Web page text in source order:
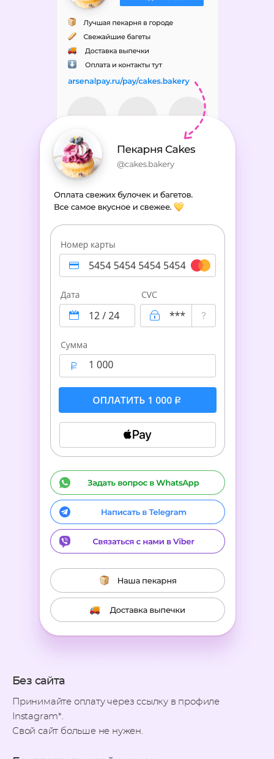
Без сайта
Принимайте оплату через ссылку в профиле
Instagram*.
Свой сайт больше не нужен.